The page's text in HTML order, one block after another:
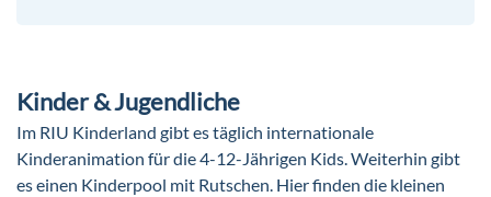
Kinder & Jugendliche
Im RIU Kinderland gibt es täglich internationale
Kinderanimation für die 4-12-Jährigen Kids. Weiterhin gibt
es einen Kinderpool mit Rutschen. Hier finden die kleinen